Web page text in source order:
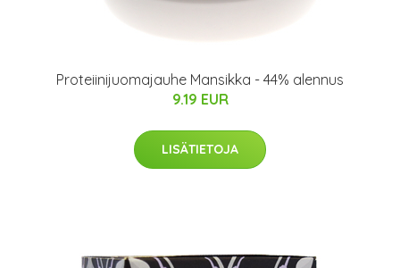
Proteiinijuomajauhe Mansikka - 44% alennus
9.19 EUR
LISÄTIETOJA